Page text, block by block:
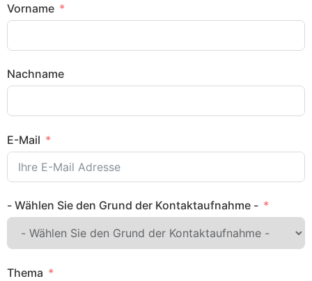
Vorname
Nachname
E-Mail
- Wählen Sie den Grund der Kontaktaufnahme -
Thema